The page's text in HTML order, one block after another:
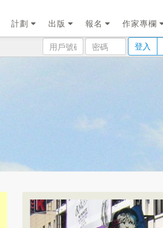
計劃 出版 報名
作家專欄
用
戶
密
碼
登入